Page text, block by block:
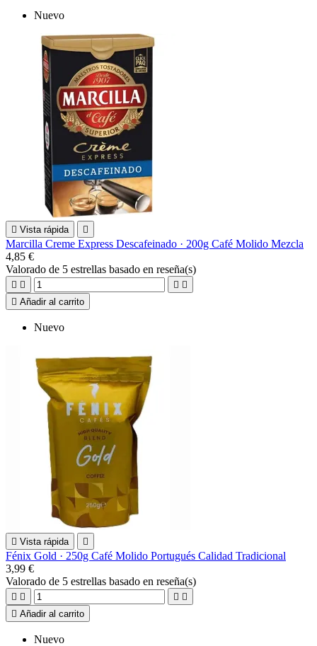
Nuevo
 Vista rápida 
Marcilla Creme Express Descafeinado · 200g Café Molido Mezcla
4,85 €
Valorado de 5 estrellas basado en reseña(s)
   
 Añadir al carrito
Nuevo
 Vista rápida 
Fénix Gold · 250g Café Molido Portugués Calidad Tradicional
3,99 €
Valorado de 5 estrellas basado en reseña(s)
   
 Añadir al carrito
Nuevo